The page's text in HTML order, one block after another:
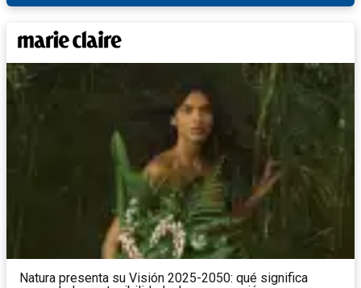
Natura presenta su Visión 2025-2050: qué significa